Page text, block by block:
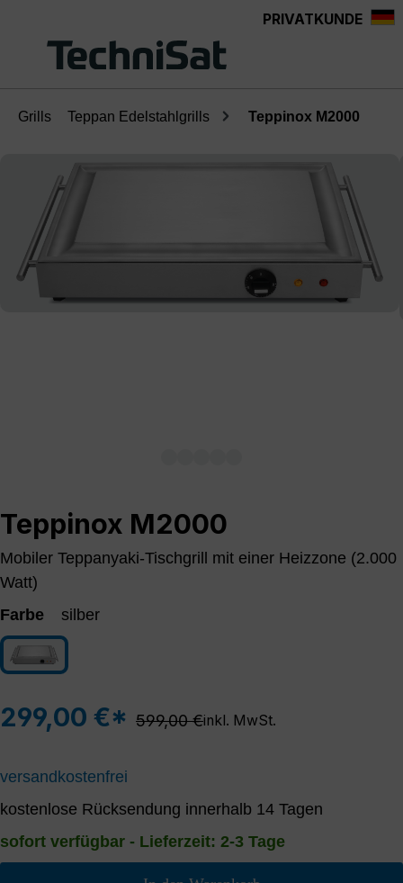
PRIVATKUNDE
Grills Teppan Edelstahlgrills Teppinox M2000
Bildergalerie überspringen
Teppinox M2000
Mobiler Teppanyaki-Tischgrill mit einer Heizzone (2.000
Watt)
Farbe
silber
silber
299,00 €* Regulärer Preis:
599,00 €inkl. MwSt.
versandkostenfrei
kostenlose Rücksendung innerhalb 14 Tagen
sofort verfügbar - Lieferzeit: 2-3 Tage